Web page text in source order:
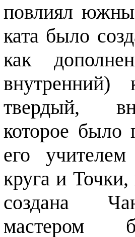
повлиял
ката было
как
твердый,
которое было
его
круга и Точки,
создана
мастером